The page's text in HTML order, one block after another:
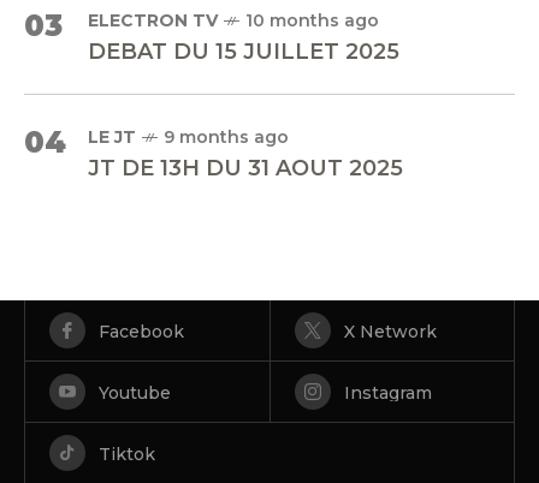
03 ELECTRON TV 10 months ago
DEBAT DU 15 JUILLET 2025
04 LE JT 9 months ago
JT DE 13H DU 31 AOUT 2025
Facebook X Network
Youtube Instagram
Tiktok